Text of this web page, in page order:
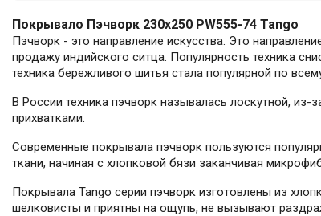
Покрывало Пэчворк 230х250 PW555-74 Tango
Пэчворк - это направление искусства. Это
продажу индийского ситца. Популярность техника
техника бережливого шитья стала популярной по
В России техника пэчворк называлась лоскутной,
прихватками.
Современные покрывала пэчворк пользуются
ткани, начиная с хлопковой бязи заканчивая
Покрывала Tango серии пэчворк изготовлены из
шелковисты и приятны на ощупь, не вызывают